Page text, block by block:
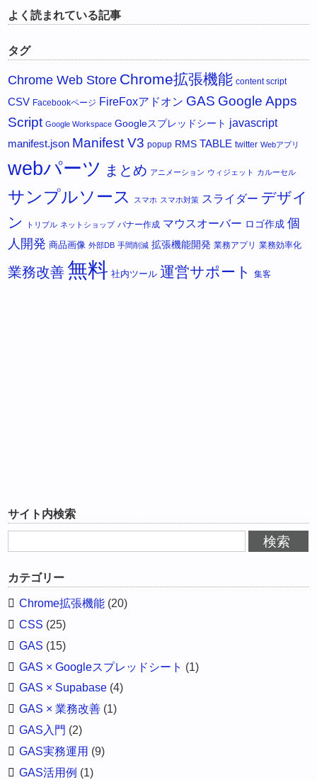
よく読まれている記事
タグ
Chrome Web Store Chrome拡張機能 content script
CSV Facebookページ FireFoxアドオン GAS Google Apps
Script Google Workspace Googleスプレッドシート javascript
manifest.json Manifest V3 popup RMS TABLE twitter Webアプリ
webパーツ まとめ アニメーション ウィジェット カルーセル
サンプルソース スマホ スマホ対策 スライダー デザイ
ン
トリプル ネットショップ バナー作成 マウスオーバー ロゴ作成 個
人開発 商品画像 外部DB 手間削減 拡張機能開発 業務アプリ 業務効率化
業務改善無料 社内ツール 運営サポート 集客
サイト内検索
カテゴリー
Chrome拡張機能 (20)
CSS (25)
GAS (15)
GAS × Googleスプレッドシート (1)
GAS × Supabase (4)
GAS × 業務改善 (1)
GAS入門 (2)
GAS実務運用 (9)
GAS活用例 (1)